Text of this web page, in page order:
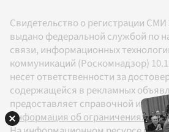
Свидетельство о регистрации
выдано федеральной службой по
связи, информационных
коммуникаций (Роскомнадзор)
несет ответственности за
содержащейся в рекламных
предоставляет справочной
Информация об ограничениях